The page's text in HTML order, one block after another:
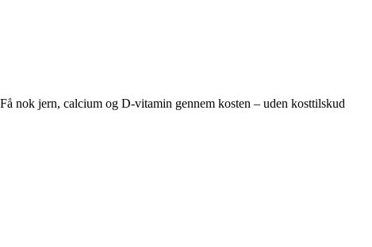
Få nok jern, calcium og D-vitamin gennem kosten – uden kosttilskud